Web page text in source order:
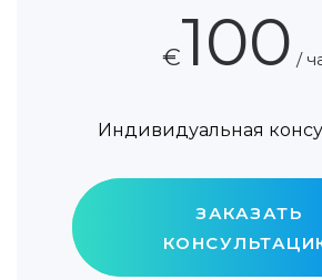
€100 /
Индивидуальная
ЗАКАЗАТЬ